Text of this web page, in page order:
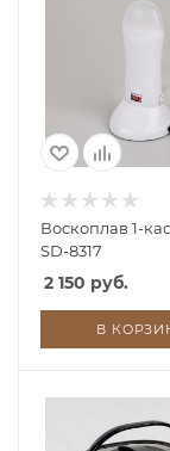
Воскоплав 1-
SD-8317
2 150 руб.
В